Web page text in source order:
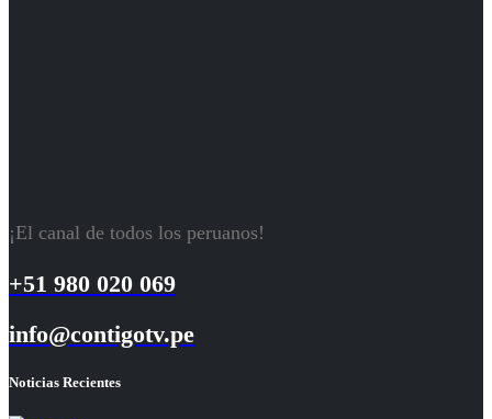
¡El canal de todos los peruanos!
+51 980 020 069
info@contigotv.pe
Noticias Recientes